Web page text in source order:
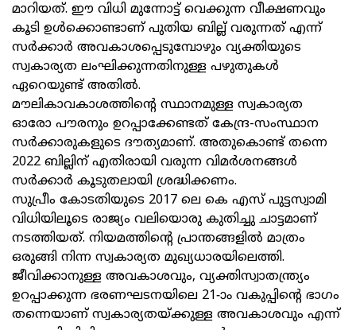
മാറിയത്. ഈ വിധി മുന്നോട്ട് വെക്കുന്ന വീക്ഷണവും
കൂടി ഉള്‍ക്കൊണ്ടാണ് പുതിയ ബില്ല് വരുന്നത് എന്ന്
സര്‍ക്കാര്‍ അവകാശപ്പെടുമ്പോഴും വ്യക്തിയുടെ
സ്വകാര്യത ലംഘിക്കുന്നതിനുള്ള പഴുതുകള്‍
ഏറെയുണ്ട് അതില്‍.
മൗലികാവകാശത്തിന്റെ സ്ഥാനമുള്ള സ്വകാര്യത
ഓരോ പൗരനും ഉറപ്പാക്കേണ്ടത് കേന്ദ്ര-സംസ്ഥാന
സര്‍ക്കാരുകളുടെ ദൗത്യമാണ്. അതുകൊണ്ട് തന്നെ
2022 ബില്ലിന് എതിരായി വരുന്ന വിമര്‍ശനങ്ങള്‍
സര്‍ക്കാര്‍ കൂടുതലായി ശ്രദ്ധിക്കണം.
സുപ്രീം കോടതിയുടെ 2017 ലെ കെ എസ് പുട്ടസ്വാമി
വിധിയിലൂടെ രാജ്യം വലിയൊരു കുതിച്ചു ചാട്ടമാണ്
നടത്തിയത്. നിയമത്തിന്റെ പ്രാന്തങ്ങളില്‍ മാത്രം
ഒരുങ്ങി നിന്ന സ്വകാര്യത മുഖ്യധാരയിലെത്തി.
ജീവിക്കാനുള്ള അവകാശവും, വ്യക്തിസ്വാതന്ത്ര്യം
ഉറപ്പാക്കുന്ന ഭരണഘടനയിലെ 21-ാം വകുപ്പിന്റെ ഭാഗം
തന്നെയാണ് സ്വകാര്യതയ്ക്കുള്ള അവകാശവും എന്ന്